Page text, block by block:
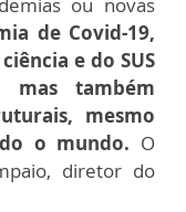
de Covid-19,
e do SUS
mas também
mesmo
o mundo. O
diretor do